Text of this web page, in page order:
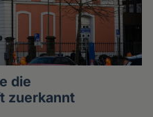
die
zuerkannt